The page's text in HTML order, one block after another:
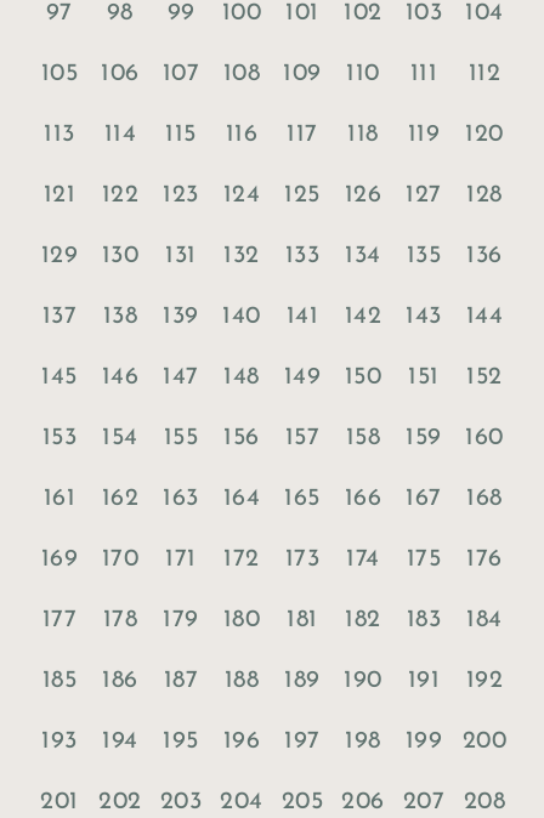
97 98 99 100 101 102 103 104
105 106 107 108 109 110 111 112
113 114 115 116 117 118 119 120
121 122 123 124 125 126 127 128
129 130 131 132 133 134 135 136
137 138 139 140 141 142 143 144
145 146 147 148 149 150 151 152
153 154 155 156 157 158 159 160
161 162 163 164 165 166 167 168
169 170 171 172 173 174 175 176
177 178 179 180 181 182 183 184
185 186 187 188 189 190 191 192
193 194 195 196 197 198 199 200
201 202 203 204 205 206 207 208